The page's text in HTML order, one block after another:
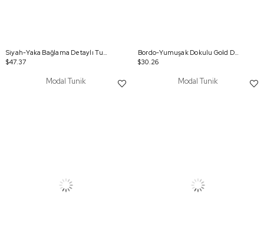
Siyah-Yaka Bağlama Detaylı Tunik
$47.37
Bordo-Yumuşak Dokulu Gold Dügmeli Sweatshirt
$30.26
Modal Tunik Modal Tunik